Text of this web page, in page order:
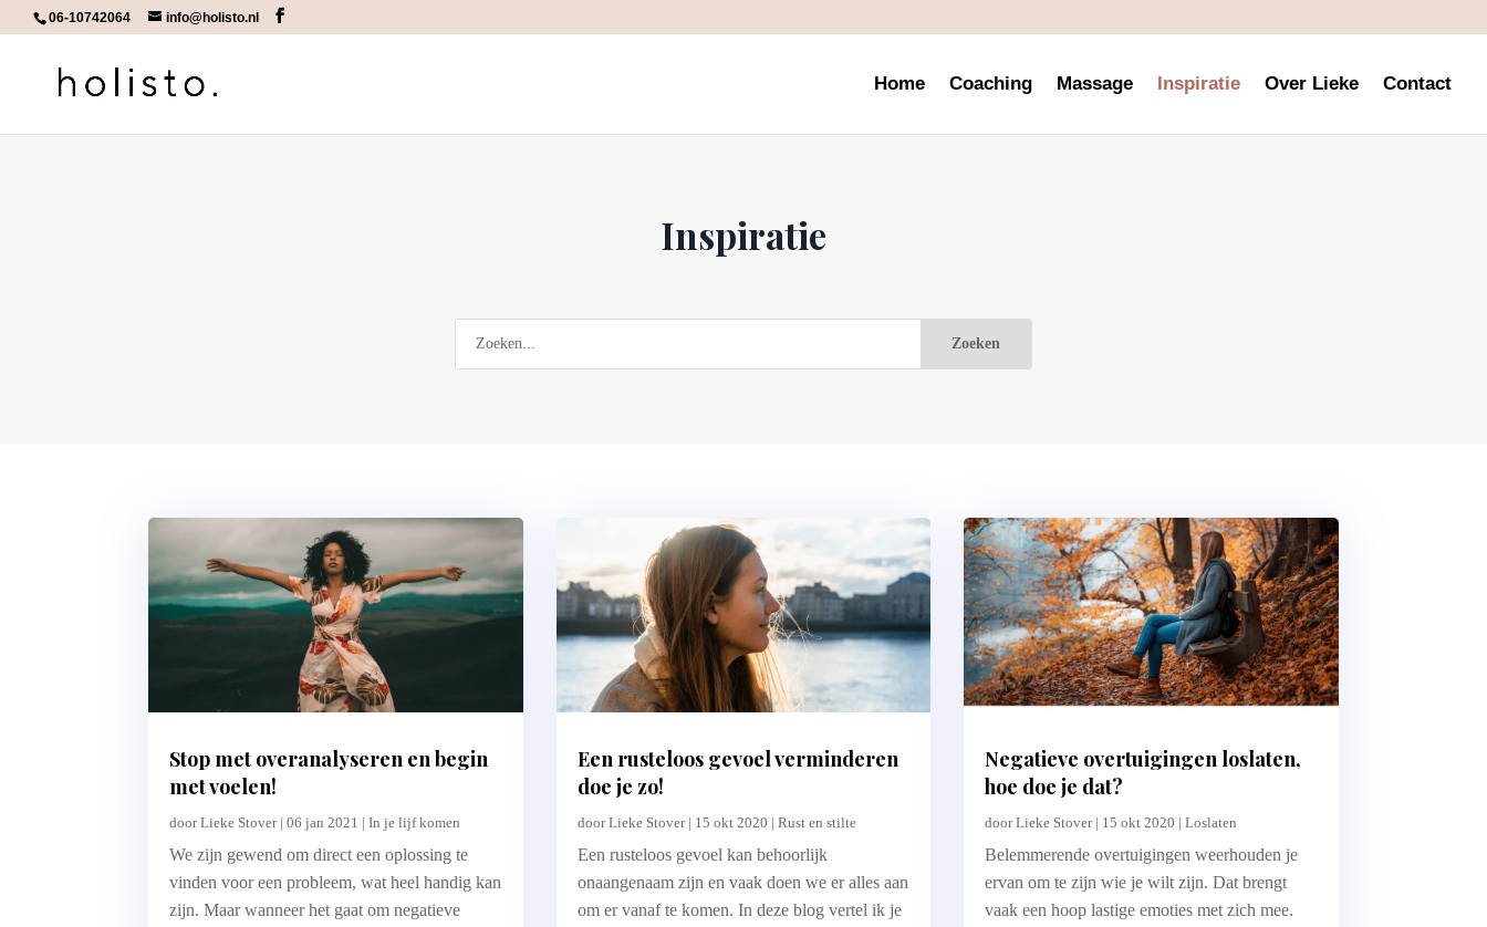
06-10742064 info@holisto.nl
Home Coaching Massage Inspiratie Over Lieke Contact
Inspiratie
Stop met overanalyseren en begin
met voelen!
doorLieke Stover|06 jan 2021 |In je lijf komen
We zijn gewend om direct een oplossing te
vinden voor een probleem, wat heel handig kan
zijn. Maar wanneer het gaat om negatieve
Een rusteloos gevoel verminderen
doe je zo!
doorLieke Stover| 15 okt 2020 | Rust en stilte
Een rusteloos gevoel kan behoorlijk
onaangenaam zijn en vaak doen we er alles aan
om er vanaf te komen. In deze blog vertel ik je
Negatieve overtuigingen loslaten,
hoe doe je dat?
doorLieke Stover| 15 okt 2020 |Loslaten
Belemmerende overtuigingen weerhouden je
ervan om te zijn wie je wilt zijn. Dat brengt
vaak een hoop lastige emoties met zich mee.